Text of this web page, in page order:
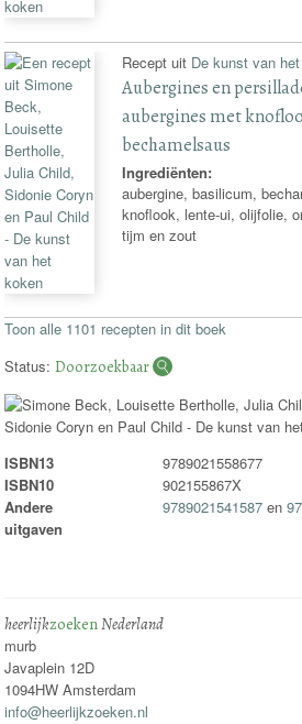
Recept uit De kunst van
Aubergines en
aubergines met
bechamelsaus
Ingrediënten:
aubergine, basilicum,
knoflook, lente-ui, olijfolie,
tijm en zout
Toon alle 1101 recepten in dit boek
Status:Doorzoekbaar
ISBN13
9789021558677
ISBN10
902155867X
Andere
uitgaven
9789021541587 en
heerlijkzoekenNederland
murb
Javaplein 12D
1094HW Amsterdam
info@heerlijkzoeken.nl